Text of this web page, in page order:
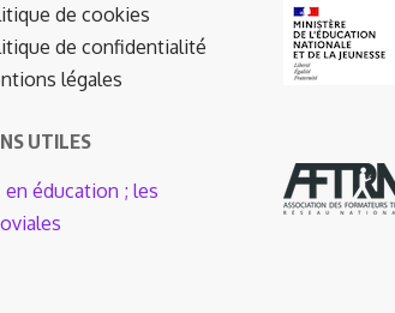
de cookies
de confidentialité
légales
UTILES
en éducation ; les